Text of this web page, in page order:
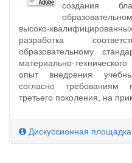
создания
высоко-
разработка
образовательному
материально-
опыт внедрения
согласно требованиям
третьего поколения, на
Дискуссионная площадка